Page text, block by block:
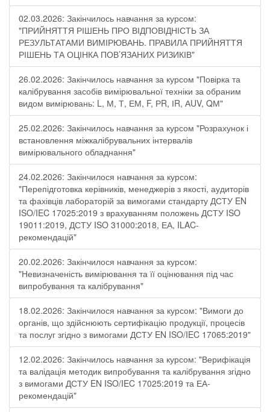
02.03.2026: Закінчилось навчання за курсом:
"ПРИЙНЯТТЯ РІШЕНЬ ПРО ВІДПОВІДНІСТЬ ЗА
РЕЗУЛЬТАТАМИ ВИМІРЮВАНЬ. ПРАВИЛА ПРИЙНЯТТЯ
РІШЕНЬ ТА ОЦІНКА ПОВ’ЯЗАНИХ РИЗИКІВ"
26.02.2026: Закінчилось навчання за курсом "Повірка та
калібрування засобів вимірювальної техніки за обраним
видом вимірювань: L, М, Т, ЕМ, F, РR, ІR, АUV, QМ"
25.02.2026: Закінчилось навчання за курсом "Розрахунок і
встановлення міжкалібрувальних інтервалів
вимірювального обладнання"
24.02.2026: Закінчилося навчання за курсом:
"Перепідготовка керівників, менеджерів з якості, аудиторів
та фахівців лабораторій за вимогами стандарту ДСТУ EN
ISO/IEC 17025:2019 з врахуванням положень ДСТУ ISO
19011:2019, ДСТУ ISO 31000:2018, ЕА, ILAC-
рекомендацій"
20.02.2026: Закінчилося навчання за курсом:
"Невизначеність вимірювання та її оцінювання під час
випробування та калібрування"
18.02.2026: Закінчилося навчання за курсом: "Вимоги до
органів, що здійснюють сертифікацію продукції, процесів
та послуг згідно з вимогами ДСТУ EN ISO/IEC 17065:2019"
12.02.2026: Закінчилось навчання за курсом: "Верифікація
та валідація методик випробування та калібрування згідно
з вимогами ДСТУ EN ISO/IEC 17025:2019 та ЕА-
рекомендацій"